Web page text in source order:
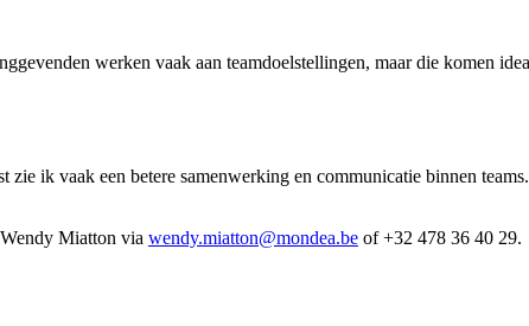
werken vaak aan teamdoelstellingen, maar die komen
ik vaak een betere samenwerking en communicatie binnen
Miatton via wendy.miatton@mondea.be of +32 478 36 40 29.